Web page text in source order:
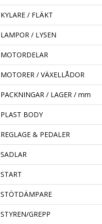
KYLARE / FLÄKT
LAMPOR / LYSEN
MOTORDELAR
MOTORER / VÄXELLÅDOR
PACKNINGAR / LAGER / mm
PLAST BODY
REGLAGE & PEDALER
SADLAR
START
STÖTDÄMPARE
STYREN/GREPP